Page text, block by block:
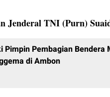
Jenderal TNI (Purn)
Pimpin Pembagian Bendera
di Ambon